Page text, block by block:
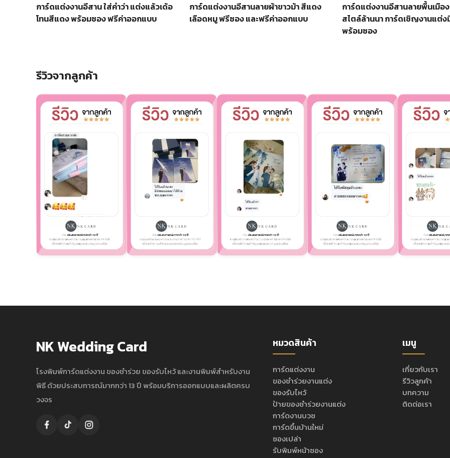
การ์ดแต่งงานอีสาน ใส่คำว่า แต่งแล้วเด้อ
โทนสีแดง พร้อมซอง ฟรีค่าออกแบบ
การ์ดแต่งงานอีสานลายผ้าขาวม้า สีแดง
เลือดหมู ฟรีซอง และฟรีค่าออกแบบ
การ์ดแต่งงานอีสานลายพื้นเมือ
สไตล์ล้านนา การ์ดเชิญงานแต่
พร้อมซอง
รีวิวจากลูกค้า
NK Wedding Card
โรงพิมพ์การ์ดแต่งงาน ของชำร่วย ของรับไหว้ และงานพิมพ์สำหรับงาน
พิธี ด้วยประสบการณ์มากกว่า 13 ปี พร้อมบริการออกแบบและผลิตครบ
วงจร
หมวดสินค้า
การ์ดแต่งงาน
ของชำร่วยงานแต่ง
ของรับไหว้
ป้ายของชำร่วยงานแต่ง
การ์ดงานบวช
การ์ดขึ้นบ้านใหม่
ซองเปล่า
รับพิมพ์หน้าซอง
เมนู
เกี่ยวกับเรา
รีวิวลูกค้า
บทความ
ติดต่อเรา